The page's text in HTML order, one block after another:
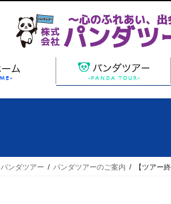
パンダツアー パンダツアーのご案内 【ツアー